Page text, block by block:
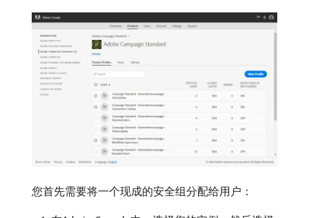
您首先需要将一个现成的安全组分配给用户：